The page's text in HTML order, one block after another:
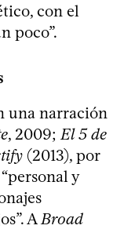
con el
poco”.
una narración
, 2009;El 5 de
(2013), por
y
ABroad